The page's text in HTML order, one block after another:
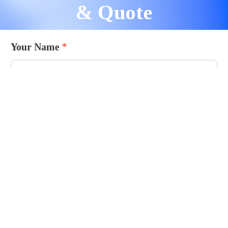
& Quote
Your Name *